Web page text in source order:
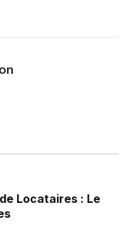
Locataires : Le